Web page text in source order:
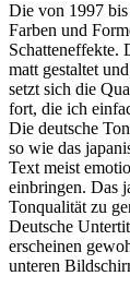
Die von 1997
Farben und
Schatteneffekte.
matt gestaltet
setzt sich die
fort, die ich
Die deutsche
so wie das
Text meist
einbringen. Das
Tonqualität zu
Deutsche
erscheinen
unteren